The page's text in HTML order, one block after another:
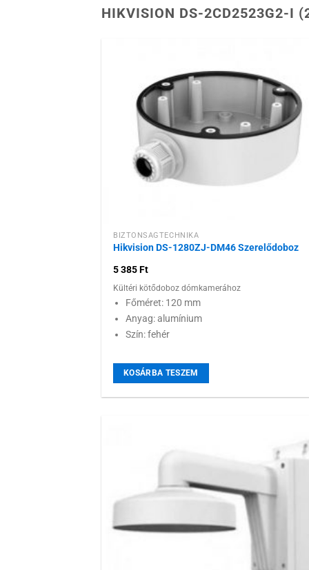
HIKVISION DS-2CD2523G2-I
BIZTONSÁGTECHNIKA
Hikvision DS-1280ZJ-DM46 Szerelődoboz
5 385Ft
Kültéri kötődoboz dómkamerához
Főméret: 120 mm
Anyag: alumínium
Szín: fehér
KOSÁRBA TESZEM